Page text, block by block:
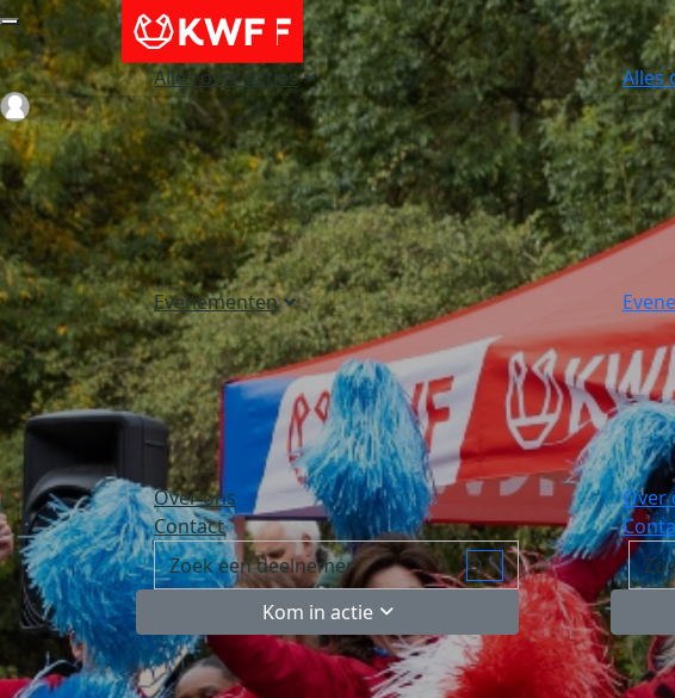
Alles over acties
Evenementen
Over ons
Contact
Kom in actie
Alles
Over
Login